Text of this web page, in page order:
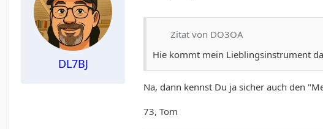
DL7BJ
Zitat von DO3OA
Hie kommt mein Lieblingsinstrument
Na, dann kennst Du ja sicher auch den
73, Tom